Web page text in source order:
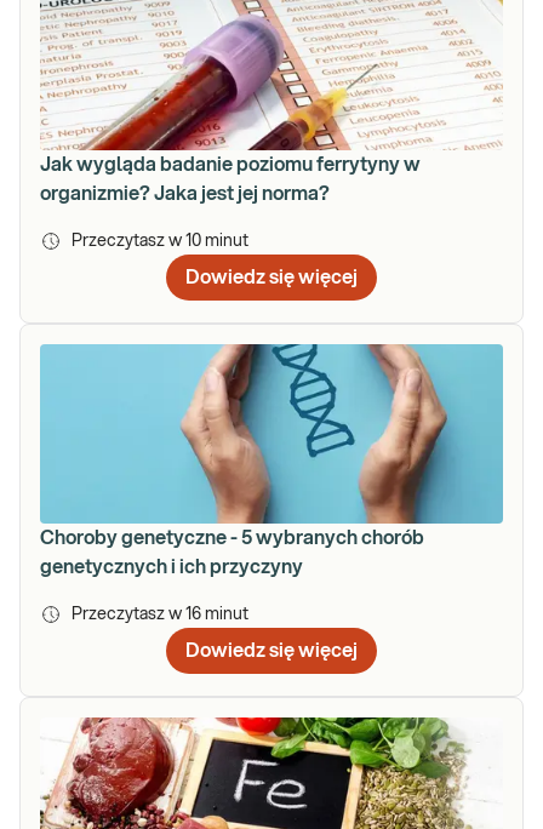
Jak wygląda badanie poziomu ferrytyny w
organizmie? Jaka jest jej norma?
Przeczytasz w 10 minut
Dowiedz się więcej
Choroby genetyczne - 5 wybranych chorób
genetycznych i ich przyczyny
Przeczytasz w 16 minut
Dowiedz się więcej